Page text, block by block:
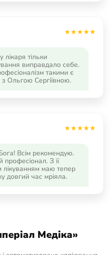
тільки
виправдало себе.
такими є
Ольгою Сергіївною.
Всім рекомендую.
професіонал. З її
маю тепер
довгий час мріяла.
Медіка»